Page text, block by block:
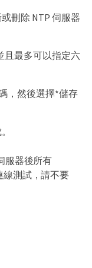
刪除 NTP 伺服器
且最多可以指定六
，然後選擇*儲存
服器後所有
線測試，請不要